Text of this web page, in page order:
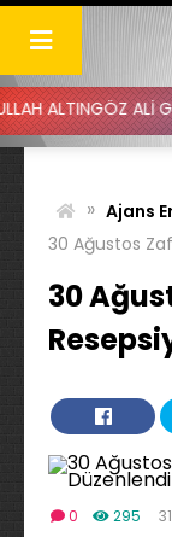
Skip
content
ALİ GÜNEY
» Ajans
30 Ağustos
30
0 295